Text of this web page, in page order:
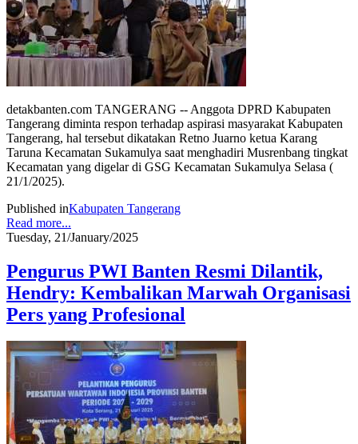
detakbanten.com TANGERANG -- Anggota DPRD Kabupaten
Tangerang diminta respon terhadap aspirasi masyarakat Kabupaten
Tangerang, hal tersebut dikatakan Retno Juarno ketua Karang
Taruna Kecamatan Sukamulya saat menghadiri Musrenbang tingkat
Kecamatan yang digelar di GSG Kecamatan Sukamulya Selasa (
21/1/2025).
Published inKabupaten Tangerang
Read more...
Tuesday, 21/January/2025
Pengurus PWI Banten Resmi Dilantik,
Hendry: Kembalikan Marwah Organisasi
Pers yang Profesional